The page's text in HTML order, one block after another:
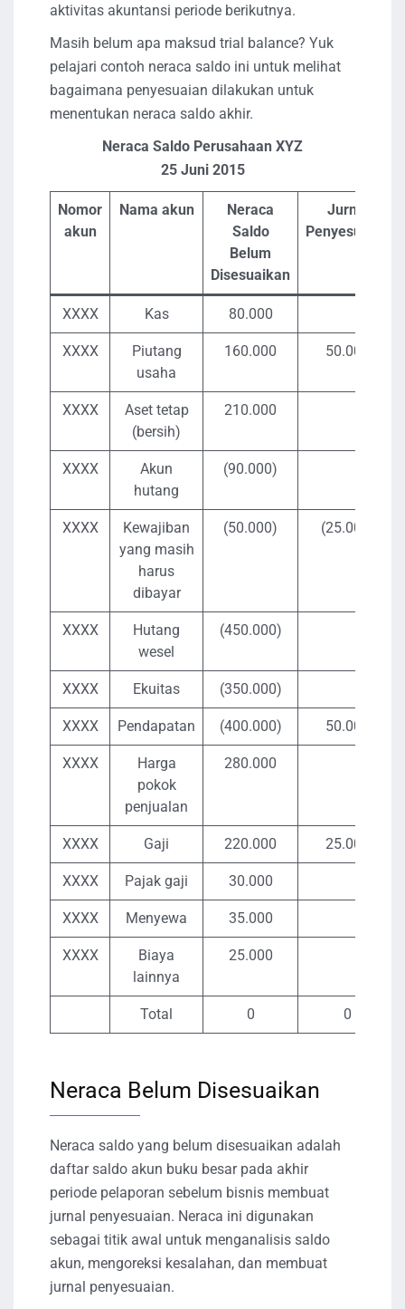
aktivitas akuntansi periode berikutnya.
Masih belum apa maksud trial balance? Yuk
pelajari contoh neraca saldo ini untuk melihat
bagaimana penyesuaian dilakukan untuk
menentukan neraca saldo akhir.
Neraca Saldo Perusahaan XYZ
25 ​​Juni 2015
Nomor
akun
Nama akun
Neraca
Saldo
Belum
Disesuaikan
Jurnal
Penyesuaian
XXXX Kas 80.000
XXXX
Piutang
usaha
160.000 50.000
XXXX
Aset tetap
(bersih)
210.000
XXXX
Akun
hutang
(90.000)
XXXX
Kewajiban
yang masih
harus
dibayar
(50.000) (25.000)
XXXX
Hutang
wesel
(450.000)
XXXX Ekuitas (350.000)
XXXX Pendapatan (400.000) 50.000
XXXX
Harga
pokok
penjualan
280.000
XXXX Gaji 220.000 25.000
XXXX Pajak gaji 30.000
XXXX Menyewa 35.000
XXXX
Biaya
lainnya
25.000
Total 0 0
Neraca Belum Disesuaikan
Neraca saldo yang belum disesuaikan adalah
daftar saldo akun buku besar pada akhir
periode pelaporan sebelum bisnis membuat
jurnal penyesuaian. Neraca ini digunakan
sebagai titik awal untuk menganalisis saldo
akun, mengoreksi kesalahan, dan membuat
jurnal penyesuaian.